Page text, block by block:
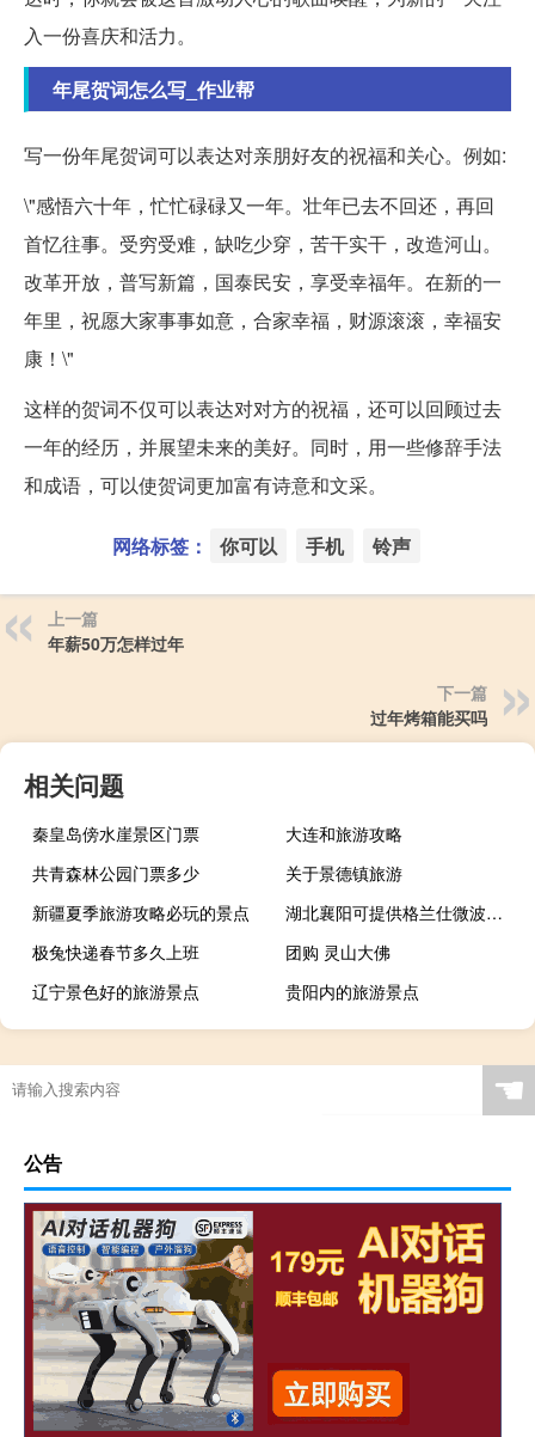
入一份喜庆和活力。
年尾贺词怎么写_作业帮
写一份年尾贺词可以表达对亲朋好友的祝福和关心。例如:
\"感悟六十年，忙忙碌碌又一年。壮年已去不回还，再回
首忆往事。受穷受难，缺吃少穿，苦干实干，改造河山。
改革开放，普写新篇，国泰民安，享受幸福年。在新的一
年里，祝愿大家事事如意，合家幸福，财源滚滚，幸福安
康！\"
这样的贺词不仅可以表达对对方的祝福，还可以回顾过去
一年的经历，并展望未来的美好。同时，用一些修辞手法
和成语，可以使贺词更加富有诗意和文采。
网络标签： 你可以 手机 铃声
上一篇
年薪50万怎样过年
下一篇
过年烤箱能买吗
相关问题
秦皇岛傍水崖景区门票
大连和旅游攻略
共青森林公园门票多少
关于景德镇旅游
新疆夏季旅游攻略必玩的景点
湖北襄阳可提供格兰仕微波炉维修服务地址在哪
极兔快递春节多久上班
团购 灵山大佛
辽宁景色好的旅游景点
贵阳内的旅游景点
☚
公告